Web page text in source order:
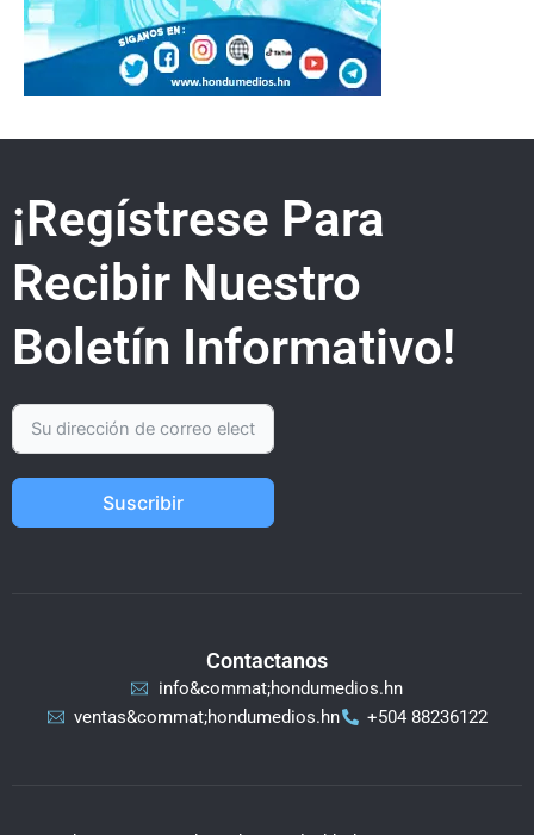
¡Regístrese Para
Recibir Nuestro
Boletín Informativo!
Suscribir
Contactanos
info&commat;hondumedios.hn
ventas&commat;hondumedios.hn
+504 88236122